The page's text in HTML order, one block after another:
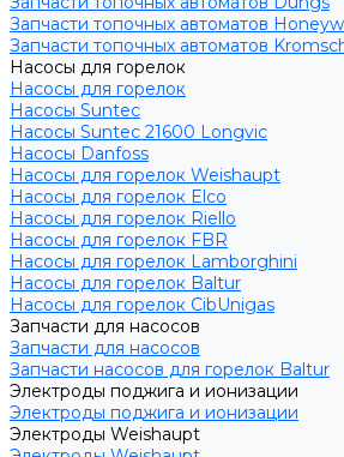
Запчасти топочных автоматов
Запчасти топочных автоматов
Насосы для горелок
Насосы для горелок
Насосы Suntec
Насосы Suntec 21600 Longvic
Насосы Danfoss
Насосы для горелок Weishaupt
Насосы для горелок Elco
Насосы для горелок Riello
Насосы для горелок FBR
Насосы для горелок Lamborghini
Насосы для горелок Baltur
Насосы для горелок CibUnigas
Запчасти для насосов
Запчасти для насосов
Запчасти насосов для горелок Baltur
Электроды поджига и ионизации
Электроды поджига и ионизации
Электроды Weishaupt